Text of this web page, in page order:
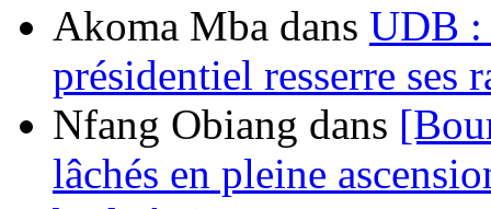
Akoma Mba dans UDB :
présidentiel resserre ses
Nfang Obiang dans
lâchés en pleine